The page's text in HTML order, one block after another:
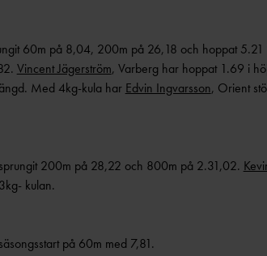
60m på 8,04, 200m på 26,18 och hoppat 5.21
Vincent Jägerström, Varberg har hoppat 1.69 i
Med 4kg-kula har Edvin Ingvarsson, Orient
200m på 28,22 och 800m på 2.31,02.
kulan.
på 60m med 7,81.